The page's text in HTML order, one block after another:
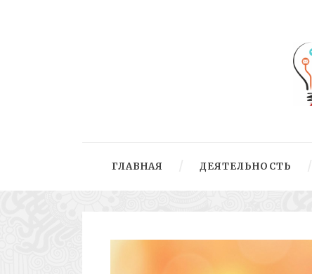
ГЛАВНАЯ ДЕЯТЕЛЬНОСТЬ